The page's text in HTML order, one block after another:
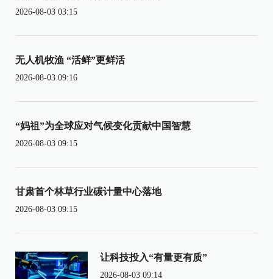
2026-08-03 03:15
无人机牧渔 “活鲜”更鲜活
2026-08-03 09:16
“妈祖”为全球应对气候变化贡献中国智慧
2026-08-03 09:15
甘肃首个林草行业碳计量中心落地
2026-08-03 09:15
让科技投入“有量更有质”
2026-08-03 09:14